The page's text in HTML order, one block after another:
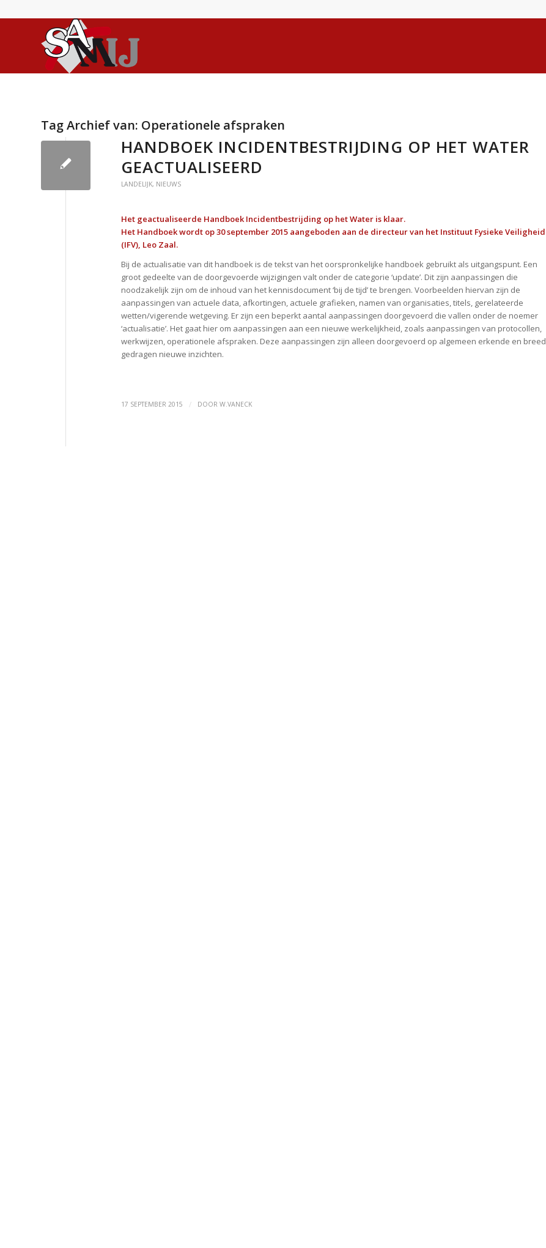
Tag Archief van: Operationele afspraken
HANDBOEK INCIDENTBESTRIJDING OP HET WATER
GEACTUALISEERD
LANDELIJK, NIEUWS
Het geactualiseerde Handboek Incidentbestrijding op het Water is klaar.
Het Handboek wordt op 30 september 2015 aangeboden aan de directeur van het Instituut Fysieke Veiligheid
(IFV), Leo Zaal.
Bij de actualisatie van dit handboek is de tekst van het oorspronkelijke handboek gebruikt als uitgangspunt. Een
groot gedeelte van de doorgevoerde wijzigingen valt onder de categorie ‘update’. Dit zijn aanpassingen die
noodzakelijk zijn om de inhoud van het kennisdocument ‘bij de tijd’ te brengen. Voorbeelden hiervan zijn de
aanpassingen van actuele data, afkortingen, actuele grafieken, namen van organisaties, titels, gerelateerde
wetten/vigerende wetgeving. Er zijn een beperkt aantal aanpassingen doorgevoerd die vallen onder de noemer
‘actualisatie’. Het gaat hier om aanpassingen aan een nieuwe werkelijkheid, zoals aanpassingen van protocollen,
werkwijzen, operationele afspraken. Deze aanpassingen zijn alleen doorgevoerd op algemeen erkende en breed
gedragen nieuwe inzichten.
17 SEPTEMBER 2015 / DOOR W.VANECK